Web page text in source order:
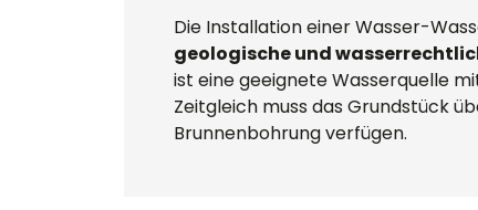
Die Installation einer Wasser-
geologische und
ist eine geeignete Wasserquelle
Zeitgleich muss das Grundstück
Brunnenbohrung verfügen.